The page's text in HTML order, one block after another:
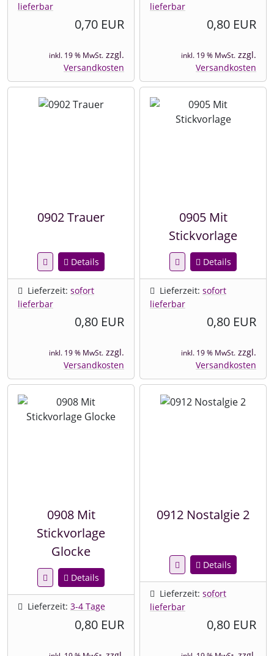
lieferbar
0,70 EUR
inkl. 19 % MwSt. zzgl.
Versandkosten
lieferbar
0,80 EUR
inkl. 19 % MwSt. zzgl.
Versandkosten
0902 Trauer
Details
Lieferzeit: sofort
lieferbar
0,80 EUR
inkl. 19 % MwSt. zzgl.
Versandkosten
0905 Mit
Stickvorlage
Details
Lieferzeit: sofort
lieferbar
0,80 EUR
inkl. 19 % MwSt. zzgl.
Versandkosten
0908 Mit
Stickvorlage
Glocke
Details
Lieferzeit: 3-4 Tage
0,80 EUR
0912 Nostalgie 2
Details
Lieferzeit: sofort
lieferbar
0,80 EUR